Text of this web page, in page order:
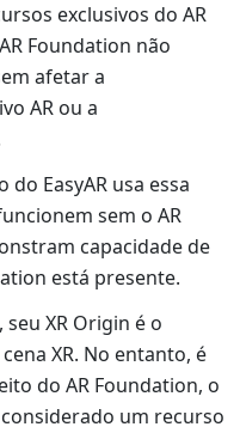
exclusivos do AR
Foundation não
afetar a
AR ou a
EasyAR usa essa
sem o AR
capacidade de
está presente.
XR Origin é o
XR. No entanto, é
do AR Foundation, o
um recurso